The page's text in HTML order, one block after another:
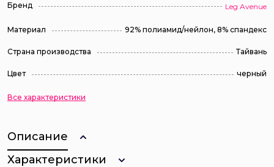
Бренд Leg Avenue
Материал 92% полиамид/нейлон, 8% спандекс
Страна производства Тайвань
Цвет черный
Все характеристики
Описание
Характеристики